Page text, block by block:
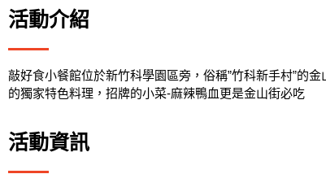
活動介紹
敲好食小餐館位於新竹科學園區旁，俗稱”竹科新手村”的
的獨家特色料理，招牌的小菜-麻辣鴨血更是金山街必吃
活動資訊